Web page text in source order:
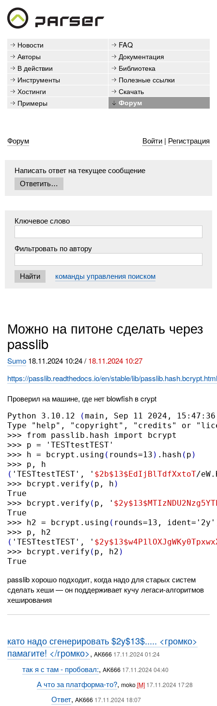
Новости
FAQ
Авторы
Документация
В действии
Библиотека
Инструменты
Полезные ссылки
Хостинги
Скачать
Примеры
Форум
Форум Войти| Регистрация
Написать ответ на текущее сообщение
Ключевое слово
Фильтровать по автору
команды управления поиском
Можно на питоне сделать через
passlib
Sumo 18.11.2024 10:24 /18.11.2024 10:27
https://passlib.readthedocs.io/en/stable/lib/
Проверил на машине, где нет blowfish в crypt
Python 3.10.12 (main, Sep 11 2024, 15:47:36
Type "help", "copyright", "credits" or
>>> from passlib.hash import bcrypt
>>> p = 'TESTtestTEST'
>>> h = bcrypt.using ( rounds=13 ) .hash ( p )
( 'TESTtestTEST', ' $2b$13$EdIjBlTdfXxtoT/
>>> bcrypt.verify ( p, h )
True
>>> bcrypt.verify ( p, ' $2y$13
True
>>> h2 = bcrypt.using ( rounds=13, ident='2y'
( 'TESTtestTEST', ' $2y$13
>>> bcrypt.verify ( p, h2 )
True
passlib хорошо подходит, когда надо для старых систем
сделать хеши — он поддерживает кучу легаси-алгоритмов
хеширования
като надо сгенерировать $2y$13$..... <громко>
памагите! </громко>,AK666 17.11.2024 01:24
так я с там - пробовал:, AK666 17.11.2024 04:40
А что за платформа-то?, moko[M] 17.11.2024 17:28
Ответ,AK666 17.11.2024 18:07